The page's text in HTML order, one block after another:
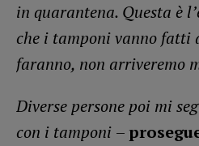
in quarantena. Questa è
che i tamponi vanno fatti
faranno, non arriveremo
Diverse persone poi mi
con i tamponi –